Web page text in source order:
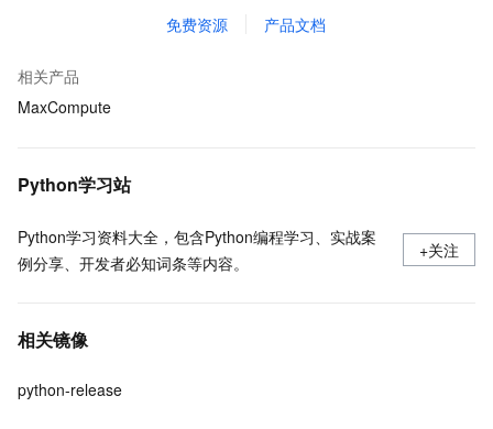
免费资源 产品文档
相关产品
MaxCompute
Python学习站
Python学习资料大全，包含Python编程学习、实战案
例分享、开发者必知词条等内容。
+关注
相关镜像
python-release